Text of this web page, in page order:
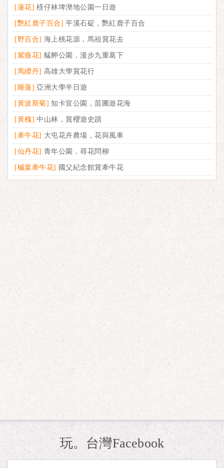
[蓮花] 檨仔林埤溼地公園一日遊
[艷紅鹿子百合] 平溪石碇，艷紅鹿子百合
[野百合] 海上桃花源，馬祖賞花去
[紫薇花] 艋舺公園，漫步九重葛下
[馬纓丹] 高雄大學賞花行
[睡蓮] 亞洲大學半日遊
[黃波斯菊] 知卡宣公園，苗圃遊花海
[黃槐] 中山林，賞櫻遊史蹟
[牽牛花] 大屯花卉農場，花與風車
[仙丹花] 青年公園，尋花問柳
[槭葉牽牛花] 國父紀念館賞牽牛花
玩。台灣Facebook